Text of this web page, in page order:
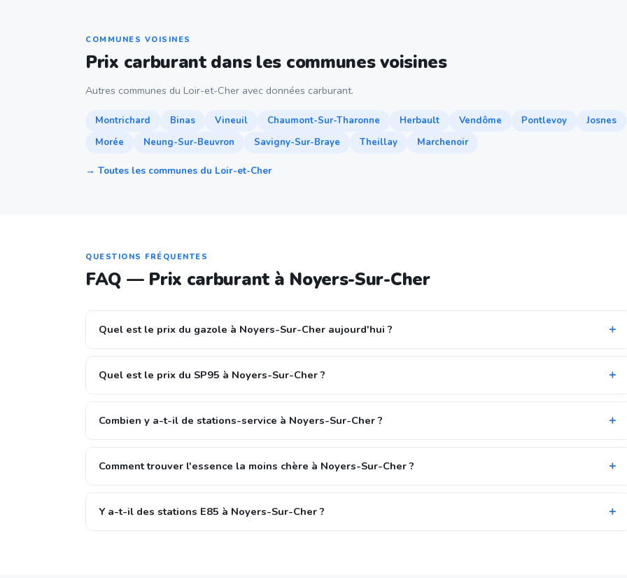
COMMUNES VOISINES
Prix carburant dans les communes voisines
Autres communes du Loir-et-Cher avec données carburant.
Montrichard Binas Vineuil Chaumont-Sur-Tharonne Herbault Vendôme Pontlevoy Josnes
Morée
Neung-Sur-Beuvron Savigny-Sur-Braye Theillay Marchenoir
→ Toutes les communes du Loir-et-Cher
QUESTIONS FRÉQUENTES
FAQ — Prix carburant à Noyers-Sur-Cher
Quel est le prix du gazole à Noyers-Sur-Cher aujourd'hui ?
Quel est le prix du SP95 à Noyers-Sur-Cher ?
Combien y a-t-il de stations-service à Noyers-Sur-Cher ?
Comment trouver l'essence la moins chère à Noyers-Sur-Cher ?
Y a-t-il des stations E85 à Noyers-Sur-Cher ?